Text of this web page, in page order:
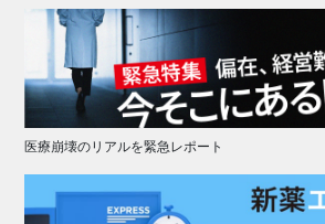
医療崩壊のリアルを緊急レポート